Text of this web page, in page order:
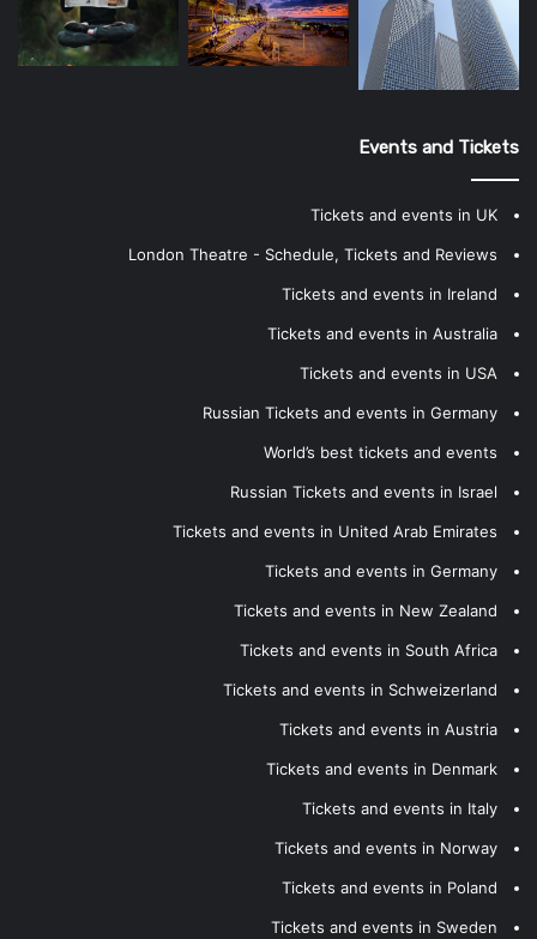
Events and Tickets
Tickets and events in UK
London Theatre - Schedule, Tickets and Reviews
Tickets and events in Ireland
Tickets and events in Australia
Tickets and events in USA
Russian Tickets and events in Germany
World’s best tickets and events
Russian Tickets and events in Israel
Tickets and events in United Arab Emirates
Tickets and events in Germany
Tickets and events in New Zealand
Tickets and events in South Africa
Tickets and events in Schweizerland
Tickets and events in Austria
Tickets and events in Denmark
Tickets and events in Italy
Tickets and events in Norway
Tickets and events in Poland
Tickets and events in Sweden